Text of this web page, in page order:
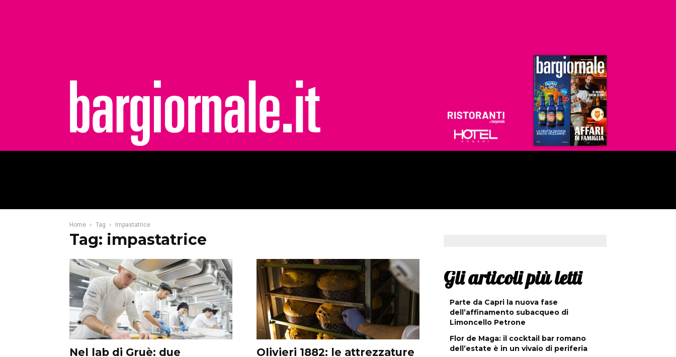
Ristoranti
Hoteldomani
Home Tag Impastatrice
Tag: impastatrice
Nel lab di Gruè: due
Olivieri 1882: le attrezzature
Gli articoli più letti
Parte da Capri la nuova fase
dell’affinamento subacqueo di
Limoncello Petrone
Flor de Maga: il cocktail bar romano
dell’estate è in un vivaio di periferia